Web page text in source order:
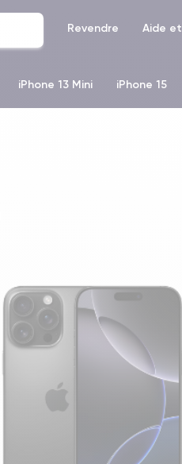
Revendre Aide
iPhone 13 Mini iPhone 15